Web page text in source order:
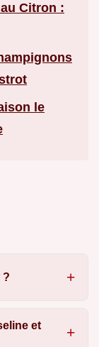
Citron :
le
?
et